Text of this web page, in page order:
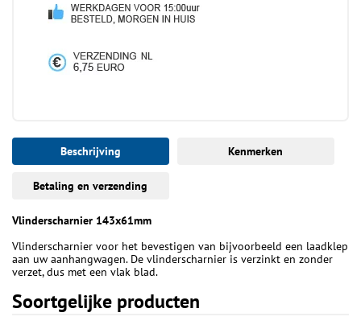
Beschrijving Kenmerken
Betaling en verzending
Vlinderscharnier 143x61mm
Vlinderscharnier voor het bevestigen van bijvoorbeeld een laadklep
aan uw aanhangwagen. De vlinderscharnier is verzinkt en zonder
verzet, dus met een vlak blad.
Soortgelijke producten